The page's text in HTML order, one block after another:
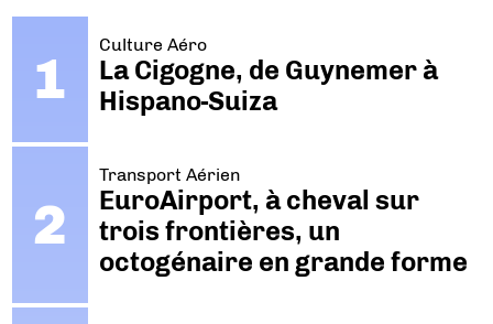
Culture Aéro
La Cigogne, de Guynemer à
Hispano-Suiza
Transport Aérien
EuroAirport, à cheval sur
trois frontières, un
octogénaire en grande forme